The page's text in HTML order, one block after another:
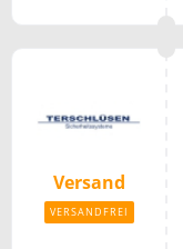
Versand
VERSANDFREI